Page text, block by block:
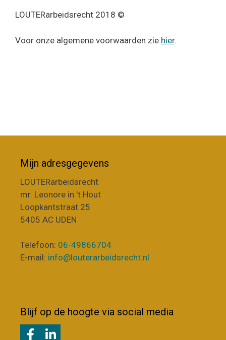
LOUTERarbeidsrecht 2018 ©
Voor onze algemene voorwaarden zie hier.
Mijn adresgegevens
LOUTERarbeidsrecht
mr. Leonore in 't Hout
Loopkantstraat 25
5405 AC UDEN
Telefoon: 06-49866704
E-mail: info@louterarbeidsrecht.nl
Blijf op de hoogte via social media